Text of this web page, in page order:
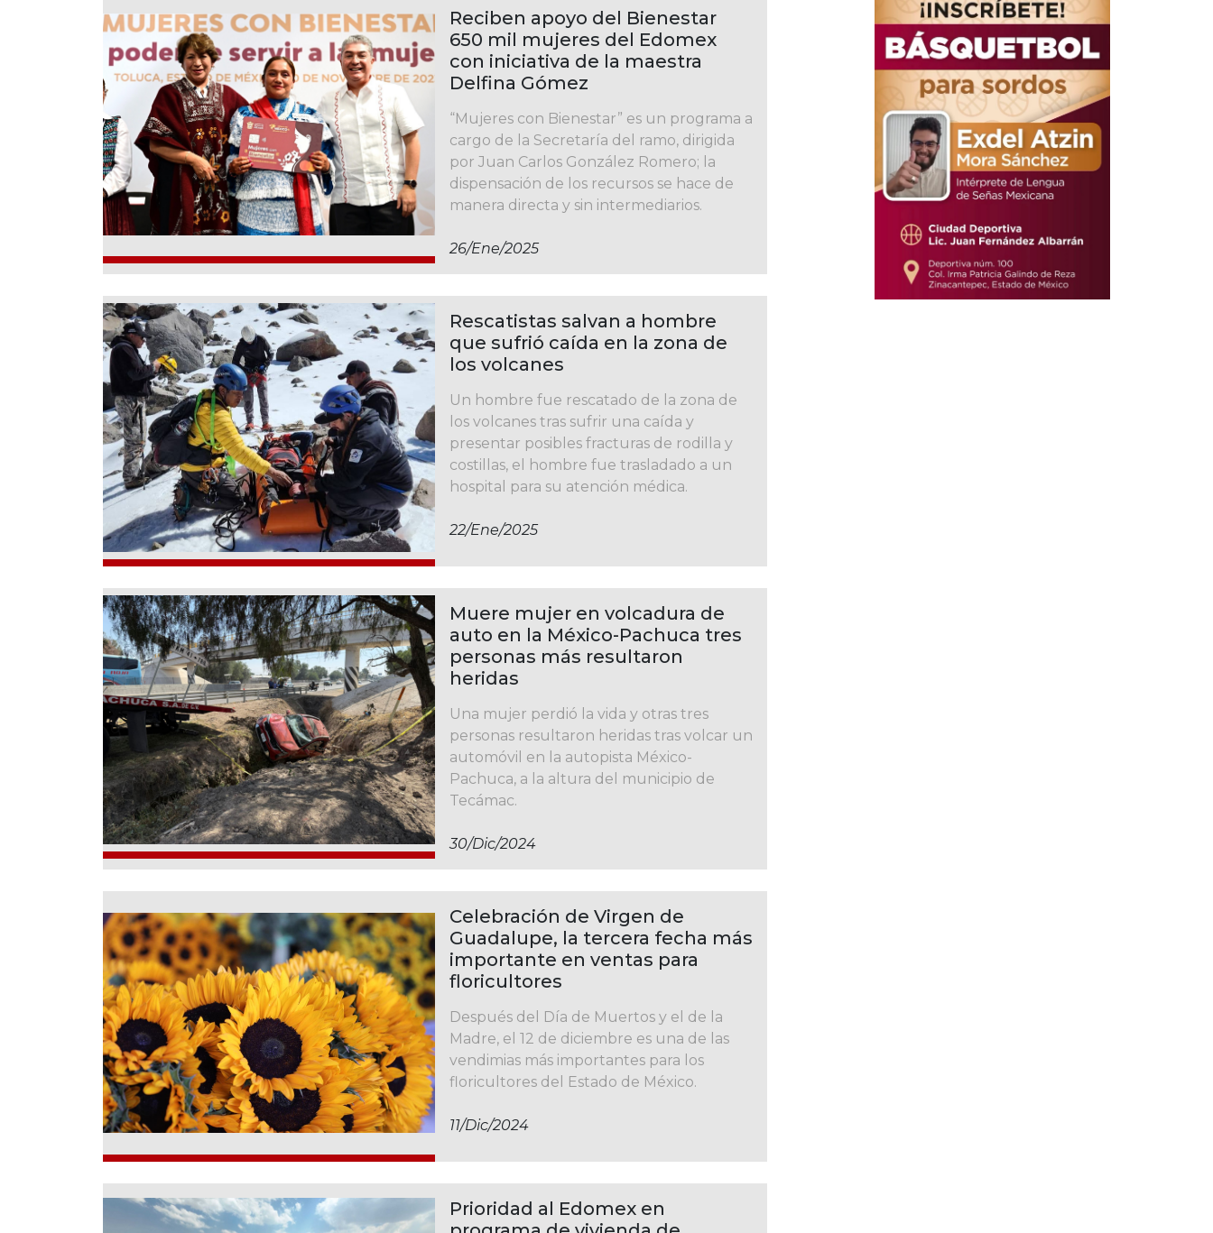
Reciben apoyo del Bienestar
650 mil mujeres del Edomex
con iniciativa de la maestra
Delfina Gómez
“Mujeres con Bienestar” es un programa a
cargo de la Secretaría del ramo, dirigida
por Juan Carlos González Romero; la
dispensación de los recursos se hace de
manera directa y sin intermediarios.
26/ene/2025
Rescatistas salvan a hombre
que sufrió caída en la zona de
los volcanes
Un hombre fue rescatado de la zona de
los volcanes tras sufrir una caída y
presentar posibles fracturas de rodilla y
costillas, el hombre fue trasladado a un
hospital para su atención médica.
22/ene/2025
Muere mujer en volcadura de
auto en la México-Pachuca tres
personas más resultaron
heridas
Una mujer perdió la vida y otras tres
personas resultaron heridas tras volcar un
automóvil en la autopista México-
Pachuca, a la altura del municipio de
Tecámac.
30/dic/2024
Celebración de Virgen de
Guadalupe, la tercera fecha más
importante en ventas para
floricultores
Después del Día de Muertos y el de la
Madre, el 12 de diciembre es una de las
vendimias más importantes para los
floricultores del Estado de México.
11/dic/2024
Prioridad al Edomex en